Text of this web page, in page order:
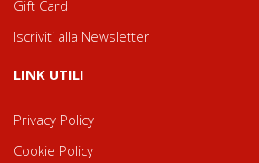
Gift Card
Iscriviti alla Newsletter
LINK UTILI
Privacy Policy
Cookie Policy